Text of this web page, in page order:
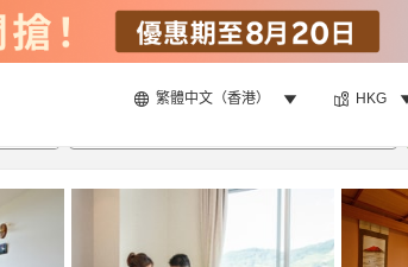
繁體中文（香港） HKG